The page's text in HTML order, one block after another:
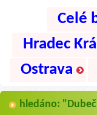
Celé
Hradec
Ostrava
hledáno: